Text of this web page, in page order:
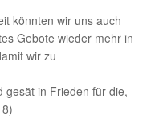
könnten wir uns auch
Gebote wieder mehr in
wir zu
gesät in Frieden für die,